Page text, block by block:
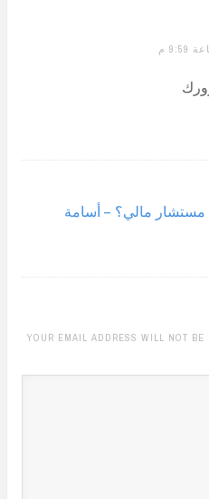
مستشار مالي؟ – أسامة
YOUR EMAIL ADDRESS WILL NOT